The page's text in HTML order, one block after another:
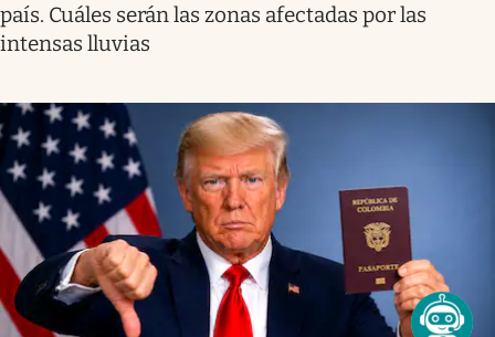
país. Cuáles serán las zonas afectadas por las
intensas lluvias